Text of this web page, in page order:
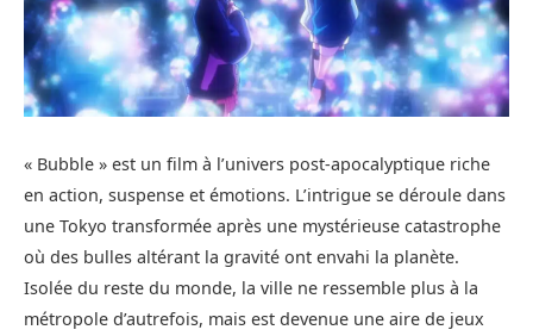
« Bubble » est un film à l’univers post-apocalyptique riche
en action, suspense et émotions. L’intrigue se déroule dans
une Tokyo transformée après une mystérieuse catastrophe
où des bulles altérant la gravité ont envahi la planète.
Isolée du reste du monde, la ville ne ressemble plus à la
métropole d’autrefois, mais est devenue une aire de jeux